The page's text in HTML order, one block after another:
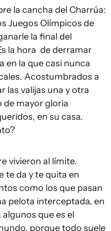
la cancha del Charrúa:
Juegos Olímpicos de
la final del
la hora de derramar
en la que casi nunca
Acostumbrados a
las valijas una y otra
de mayor gloria
en su casa.
vivieron al límite.
te da y te quita en
como los que pasan
pelota interceptada, en
que es el
porque todo suele